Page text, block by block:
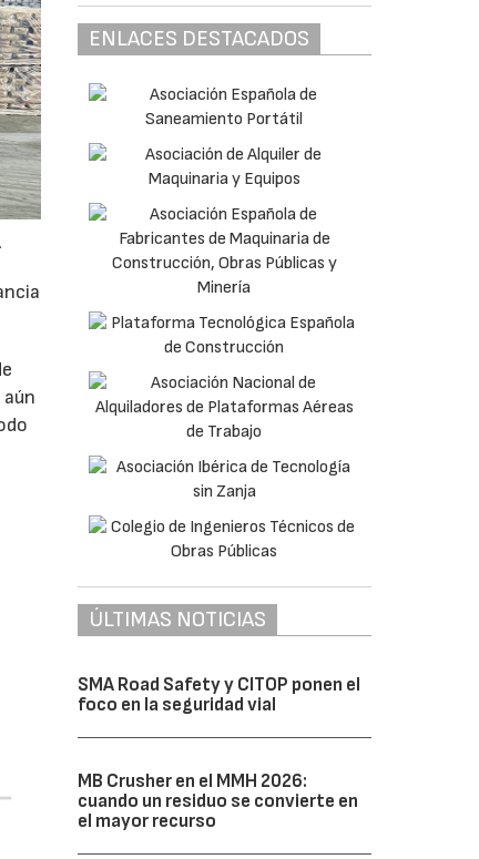
ENLACES DESTACADOS
ÚLTIMAS NOTICIAS
SMA Road Safety y CITOP ponen el
foco en la seguridad vial
MB Crusher en el MMH 2026:
cuando un residuo se convierte en
el mayor recurso